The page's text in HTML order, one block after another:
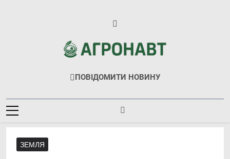
Агронавт
Новини Українського Агробізнесу
ПОВІДОМИТИ НОВИНУ
ЗЕМЛЯ